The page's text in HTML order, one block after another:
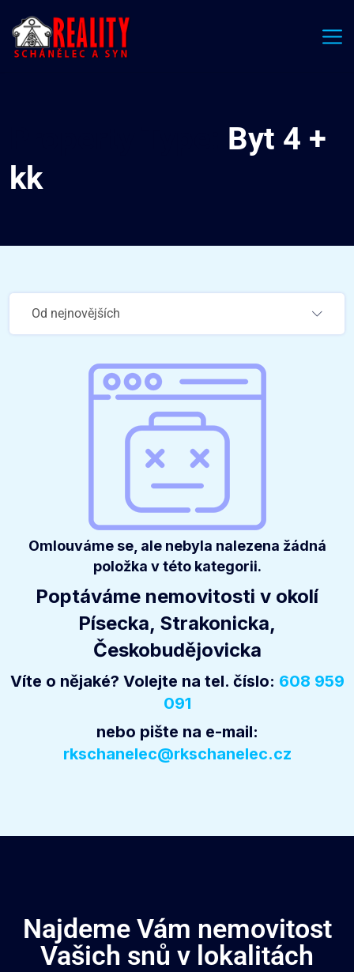
Byt 4 +
kk
Od nejnovějších
Omlouváme se, ale nebyla nalezena žádná
položka v této kategorii.
Poptáváme nemovitosti v okolí
Písecka, Strakonicka,
Českobudějovicka
Víte o nějaké? Volejte na tel. číslo: 608 959
091
nebo pište na e-mail:
rkschanelec@rkschanelec.cz
Najdeme Vám nemovitost
Vašich snů v lokalitách